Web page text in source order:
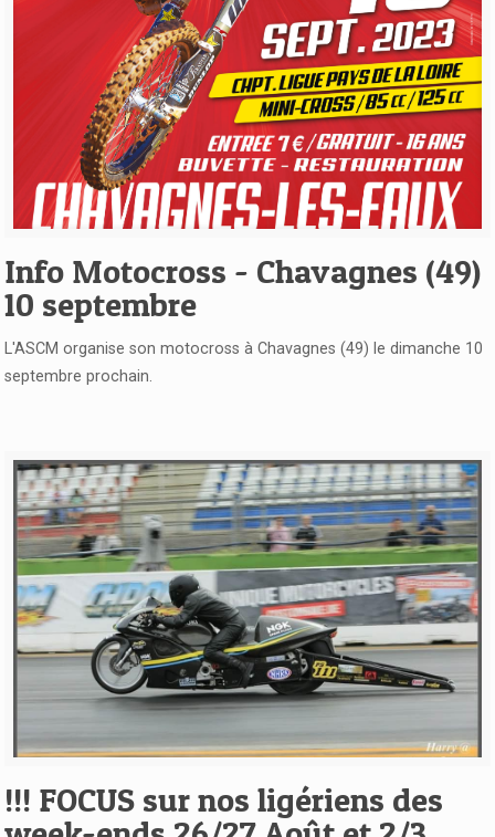
Voir l'article
Info Motocross - Chavagnes (49)
10 septembre
L'ASCM organise son motocross à Chavagnes (49) le dimanche 10
septembre prochain.
Voir l'article
!!! FOCUS sur nos ligériens des